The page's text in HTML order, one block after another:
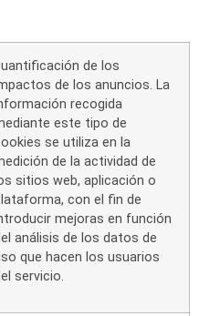
de los
de los anuncios. La
recogida
este tipo de
se utiliza en la
de la actividad de
sitios web, aplicación o
con el fin de
mejoras en función
análisis de los datos de
que hacen los usuarios
servicio.